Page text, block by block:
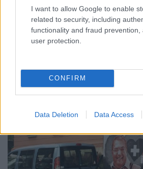
I want to allow Google to enable
related to security, including
functionality and fraud prevention,
user protection.
CONFIRM
Data Deletion Data Access
Tusványoson Orbán Viktor
független média elleni támadást,
rögtön be is indult. Úgy tűnik, a
három legerősebb magyar